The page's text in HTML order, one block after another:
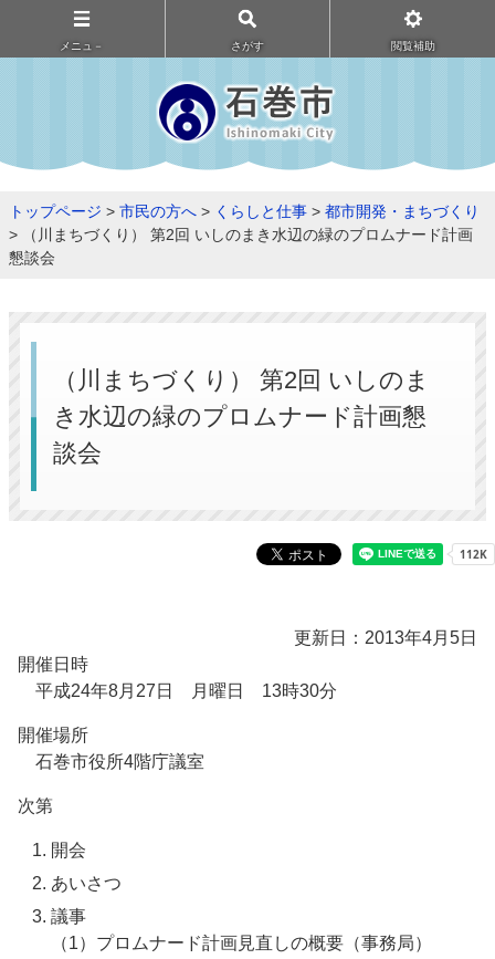
メニュ－ さがす 閲覧補助
トップページ > 市民の方へ > くらしと仕事 > 都市開発・まちづくり
> （川まちづくり） 第2回 いしのまき水辺の緑のプロムナード計画
懇談会
（川まちづくり） 第2回 いしのま
き水辺の緑のプロムナード計画懇
談会
更新日：2013年4月5日
開催日時
平成24年8月27日 月曜日 13時30分
開催場所
石巻市役所4階庁議室
次第
開会
あいさつ
議事
（1）プロムナード計画見直しの概要（事務局）